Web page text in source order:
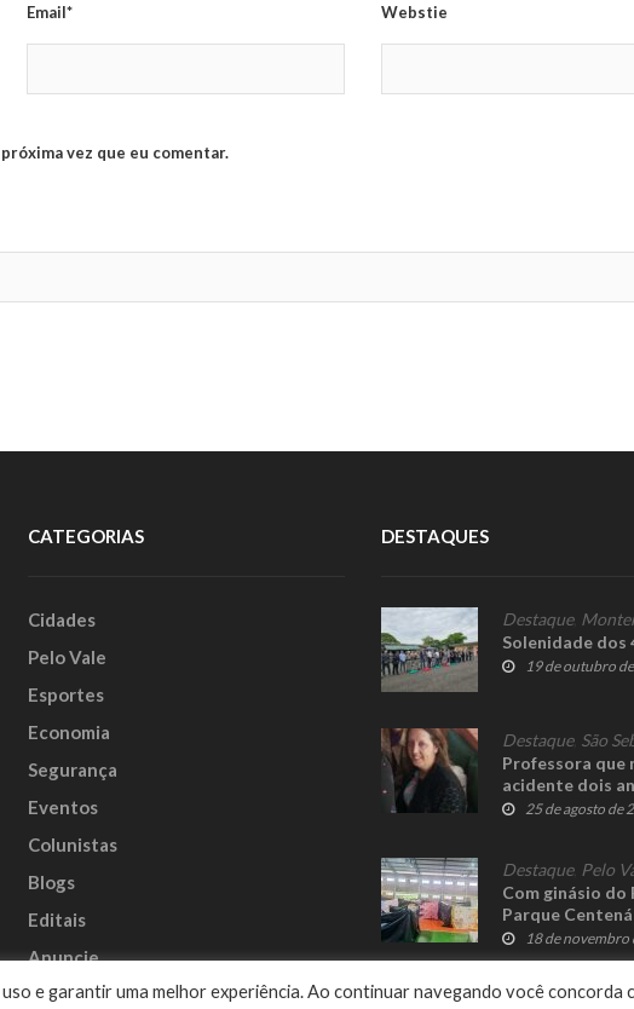
Email* Webstie
vez que eu comentar.
CATEGORIAS
Cidades
Pelo Vale
Esportes
Economia
Segurança
Eventos
Colunistas
Blogs
Editais
Anuncie
DESTAQUES
Destaque,
Solenidade dos
19 de outubro
Destaque, São
Professora que
acidente dois
25 de agosto de
Destaque, Pelo
Com ginásio do
Parque
18 de novembro
e garantir uma melhor experiência. Ao continuar navegando você concorda